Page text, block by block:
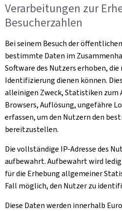
Verarbeitungen zur
Besucherzahlen
Bei seinem Besuch der
bestimmte Daten im
Software des Nutzers erhoben,
Identifizierung dienen können.
alleinigen Zweck, Statistiken zum
Browsers, Auflösung, ungefähre
erfassen, um den Nutzern den
bereitzustellen.
Die vollständige IP-Adresse des
aufbewahrt. Aufbewahrt wird
für die Erhebung allgemeiner
Fall möglich, den Nutzer zu
Diese Daten werden innerhalb